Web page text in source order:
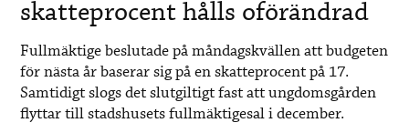
skatteprocent hålls oförändrad
Fullmäktige beslutade på måndagskvällen att budgeten
för nästa år baserar sig på en skatteprocent på 17.
Samtidigt slogs det slutgiltigt fast att ungdomsgården
flyttar till stadshusets fullmäktigesal i december.